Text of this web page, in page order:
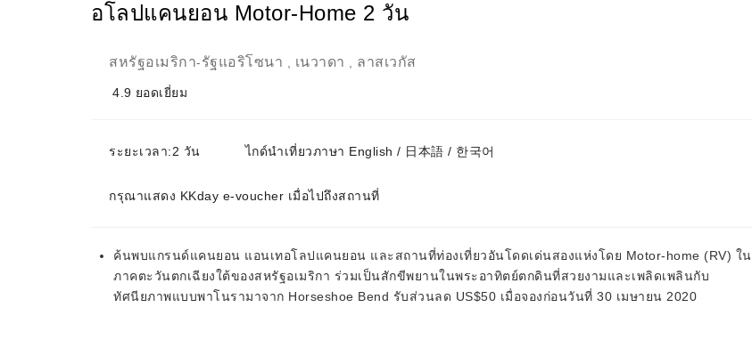
อโลปแคนยอน Motor-Home 2 วัน
สหรัฐอเมริกา-รัฐแอริโซนา เนวาดา ลาสเวกัส
4.9 ยอดเยี่ยม
ระยะเวลา:2 วัน ไกด์นำเที่ยวภาษา English / 日本語 / 한국어
กรุณาแสดง KKday e-voucher เมื่อไปถึงสถานที่
ค้นพบแกรนด์แคนยอน แอนเทอโลปแคนยอน และสถานที่ท่องเที่ยวอันโดดเด่นสองแห่งโดย Motor-home (RV) ใน
ภาคตะวันตกเฉียงใต้ของสหรัฐอเมริกา ร่วมเป็นสักขีพยานในพระอาทิตย์ตกดินที่สวยงามและเพลิดเพลินกับ
ทัศนียภาพแบบพาโนรามาจาก Horseshoe Bend รับส่วนลด US$50 เมื่อจองก่อนวันที่ 30 เมษายน 2020